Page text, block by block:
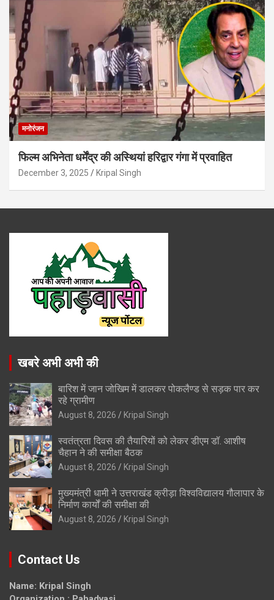
मनोरंजन
फिल्म अभिनेता धर्मेंद्र की अस्थियां हरिद्वार गंगा में प्रवाहित
December 3, 2025 Kripal Singh
खबरे अभी अभी की
बारिश में जान जोखिम में डालकर पोकलैण्ड से सड़क पार कर
रहे ग्रामीण
August 8, 2026 Kripal Singh
स्वतंत्रता दिवस की तैयारियों को लेकर डीएम डॉ. आशीष
चैहान ने की समीक्षा बैठक
August 8, 2026 Kripal Singh
मुख्यमंत्री धामी ने उत्तराखंड क्रीड़ा विश्वविद्यालय गौलापार के
निर्माण कार्यों की समीक्षा की
August 8, 2026 Kripal Singh
Contact Us
Name: Kripal Singh